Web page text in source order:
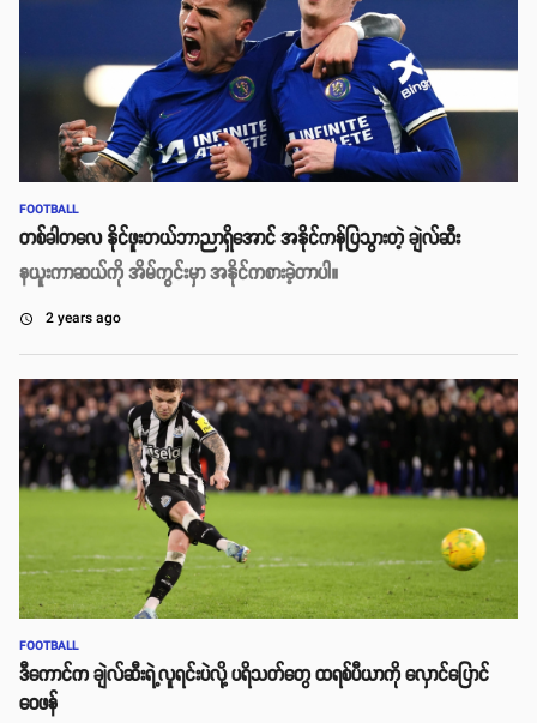
FOOTBALL
တစ်ခါတလေ နိုင်ဖူးတယ်ဘာညာရှိအောင် အနိုင်ကန်ပြသွားတဲ့ ချဲလ်ဆီး
နယူးကာဆယ်ကို အိမ်ကွင်းမှာ အနိုင်ကစားခဲ့တာပါ။
access_time 2 years ago
FOOTBALL
ဒီကောင်က ချဲလ်ဆီးရဲ့လူရင်းပဲလို့ ပရိသတ်တွေ ထရစ်ပီယာကို လှောင်ပြောင်
ဝေဖန်